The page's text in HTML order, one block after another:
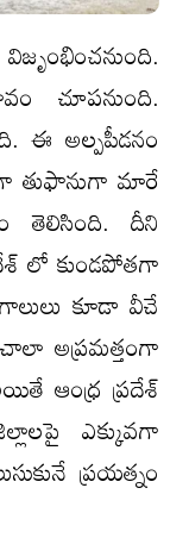
చూపనుంది.
ఈ అల్పపీడనం
తుఫానుగా మారే
తెలిసింది. దీని
లో కుండపోతగా
కూడా వీచే
అప్రమత్తంగా
ఆంధ్ర ప్రదేశ్
ఎక్కువగా
ప్రయత్నం